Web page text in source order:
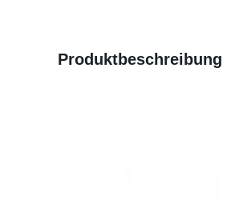
Produktbeschreibung